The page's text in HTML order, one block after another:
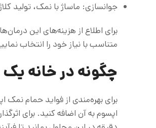
جوانسازی: ماساژ با نمک، تولید
برای اطلاع از هزینه‌های این
متناسب با نیاز خود را انتخاب
چگونه در خانه
برای بهره‌مندی از فواید حمام